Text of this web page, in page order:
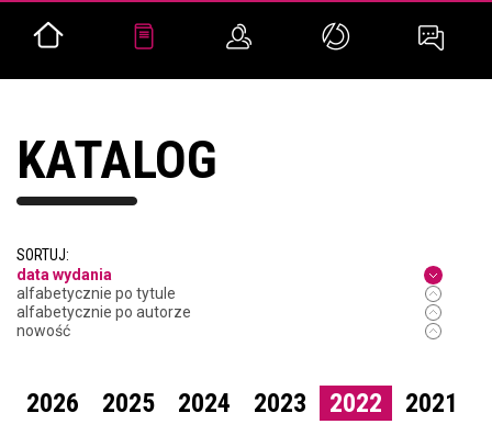
KATALOG
SORTUJ:
data wydania
alfabetycznie po tytule
alfabetycznie po autorze
nowość
2026 2025 2024 2023 2022
2021